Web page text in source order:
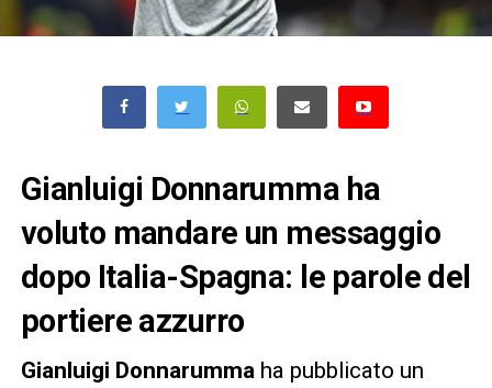
Gianluigi Donnarumma ha
voluto mandare un messaggio
dopo Italia-Spagna: le parole del
portiere azzurro
Gianluigi Donnarumma ha pubblicato un